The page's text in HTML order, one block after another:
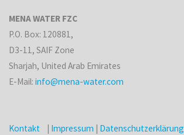
MENA WATER FZC
P.O. Box: 120881,
D3-11, SAIF Zone
Sharjah, United Arab Emirates
E-Mail:info@mena-water.com
Kontakt Impressum Datenschutzerklärung